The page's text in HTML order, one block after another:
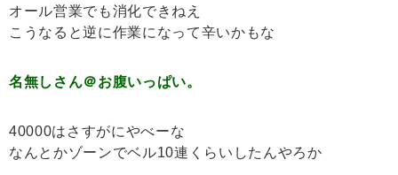
オール営業でも消化できねえ
こうなると逆に作業になって辛いかもな
名無しさん＠お腹いっぱい。
40000はさすがにやべーな
なんとかゾーンでベル10連くらいしたんやろか